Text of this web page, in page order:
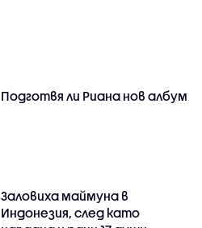
Подготвя ли Риана нов албум
Заловиха маймуна в
Индонезия, след като